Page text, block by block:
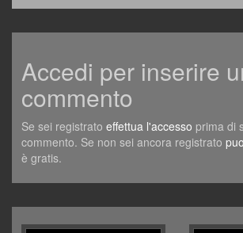
Accedi per inserire
commento
Se sei registrato effettua l'accesso prima di
commento. Se non sei ancora registrato
è gratis.